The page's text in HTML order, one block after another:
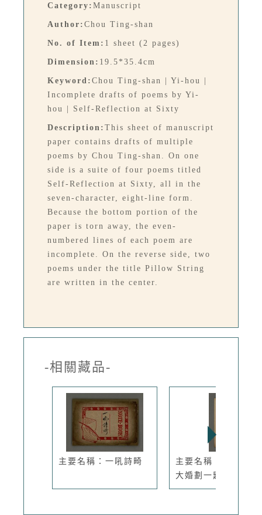
Category: Manuscript
Author: Chou Ting-shan
No. of Item: 1 sheet (2 pages)
Dimension: 19.5*35.4cm
Keyword: Chou Ting-shan | Yi-hou |
Incomplete drafts of poems by Yi-
hou | Self-Reflection at Sixty
Description: This sheet of manuscript
paper contains drafts of multiple
poems by Chou Ting-shan. On one
side is a suite of four poems titled
Self-Reflection at Sixty, all in the
seven-character, eight-line form.
Because the bottom portion of the
paper is torn away, the even-
numbered lines of each poem are
incomplete. On the reverse side, two
poems under the title Pillow String
are written in the center.
-相關藏品-
主要名稱：一吼詩畸
主要名稱：壽山宅相
大婚劃一題...